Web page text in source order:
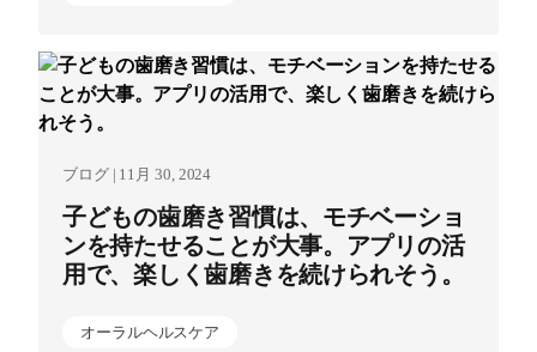
ブログ | 11月 30, 2024
子どもの歯磨き習慣は、モチベーショ
ンを持たせることが大事。アプリの活
用で、楽しく歯磨きを続けられそう。
オーラルヘルスケア